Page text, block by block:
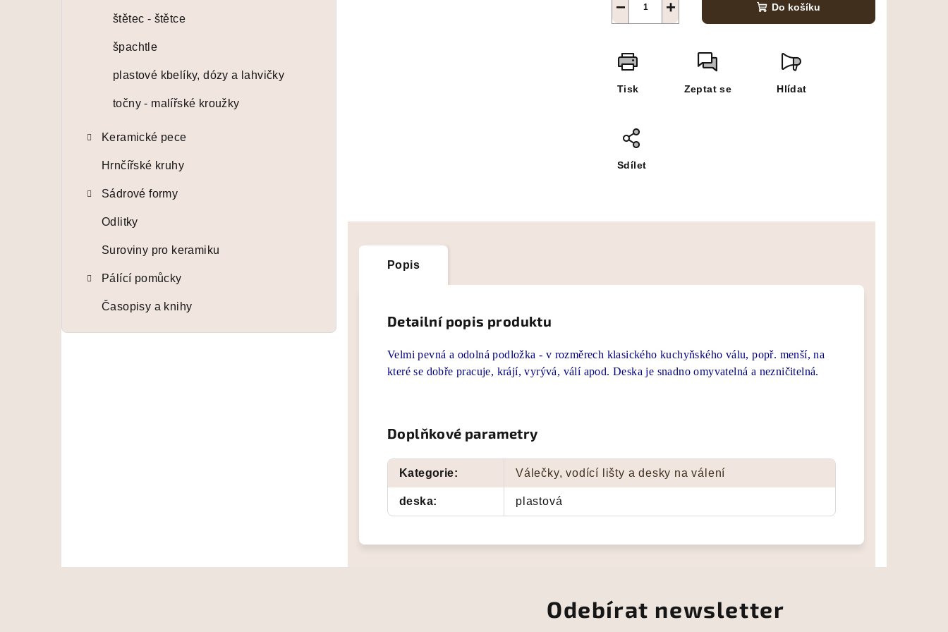
štětec - štětce
špachtle
plastové kbelíky, dózy a lahvičky
točny - malířské kroužky
Keramické pece
Hrnčířské kruhy
Sádrové formy
Odlitky
Suroviny pro keramiku
Pálící pomůcky
Časopisy a knihy
+
− Do košíku
Tisk Zeptat se Hlídat
Sdílet
Popis
Detailní popis produktu
Velmi pevná a odolná podložka - v rozměrech klasického kuchyňského válu, popř. menší, na
které se dobře pracuje, krájí, vyrývá, válí apod. Deska je snadno omyvatelná a nezničitelná.
Doplňkové parametry
Kategorie: Válečky, vodící lišty a desky na válení
deska: plastová
Odebírat newsletter